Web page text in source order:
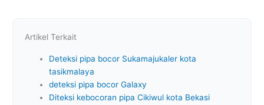
Artikel Terkait
Deteksi pipa bocor Sukamajukaler kota
tasikmalaya
deteksi pipa bocor Galaxy
Diteksi kebocoran pipa Cikiwul kota Bekasi